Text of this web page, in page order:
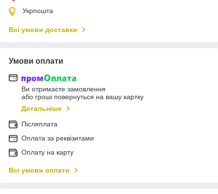
Укрпошта
Всі умови доставки
Умови оплати
Ви отримаєте замовлення
або гроші повернуться на вашу картку
Детальніше
Післяплата
Оплата за реквізитами
Оплату на карту
Всі умови оплати